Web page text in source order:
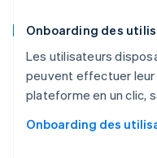
Onboarding des
Les utilisateurs
peuvent effectuer
plateforme en un clic,
Onboarding des